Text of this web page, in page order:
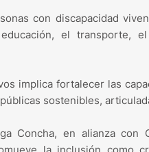
con discapacidad
el transporte,
implica fortalecer las
sostenibles,
Concha, en alianza